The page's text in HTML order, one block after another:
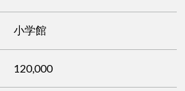
小学館
120,000